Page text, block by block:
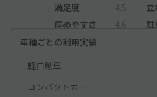
満足度 4.5 立
停めやすさ
4.6 駐
車種ごとの利用実績
軽自動車
コンパクトカー